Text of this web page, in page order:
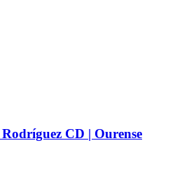
CD | Ourense